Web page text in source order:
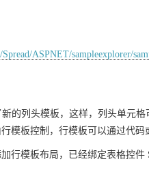
ASPNET/sampleexplorer/
新的列头模板，这样，列头单
模板控制，行模板可以通过代码
行模板布局，已经绑定表格控件